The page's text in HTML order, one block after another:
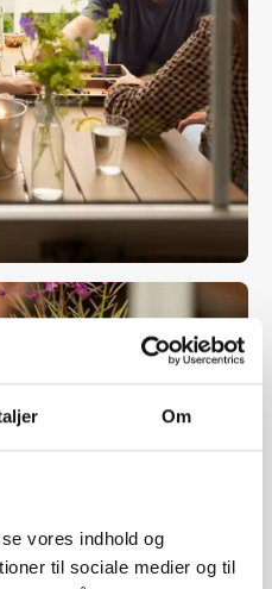
Om
vores indhold og
til sociale medier og til